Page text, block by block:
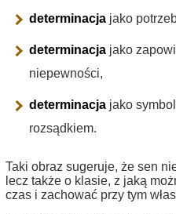
determinacja jako
determinacja jako
niepewności,
determinacja jako
rozsądkiem.
Taki obraz sugeruje, że sen
lecz także o klasie, z jaką
czas i zachować przy tym